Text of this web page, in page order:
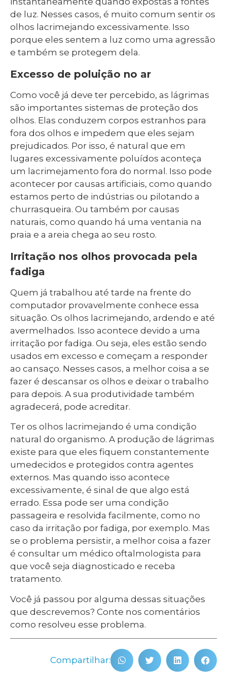
de luz. Nesses casos, é muito comum sentir os
olhos lacrimejando excessivamente. Isso
porque eles sentem a luz como uma agressão
e também se protegem dela.
Excesso de poluição no ar
Como você já deve ter percebido, as lágrimas
são importantes sistemas de proteção dos
olhos. Elas conduzem corpos estranhos para
fora dos olhos e impedem que eles sejam
prejudicados. Por isso, é natural que em
lugares excessivamente poluídos aconteça
um lacrimejamento fora do normal. Isso pode
acontecer por causas artificiais, como quando
estamos perto de indústrias ou pilotando a
churrasqueira. Ou também por causas
naturais, como quando há uma ventania na
praia e a areia chega ao seu rosto.
Irritação nos olhos provocada pela
fadiga
Quem já trabalhou até tarde na frente do
computador provavelmente conhece essa
situação. Os olhos lacrimejando, ardendo e até
avermelhados. Isso acontece devido a uma
irritação por fadiga. Ou seja, eles estão sendo
usados em excesso e começam a responder
ao cansaço. Nesses casos, a melhor coisa a se
fazer é descansar os olhos e deixar o trabalho
para depois. A sua produtividade também
agradecerá, pode acreditar.
Ter os olhos lacrimejando é uma condição
natural do organismo. A produção de lágrimas
existe para que eles fiquem constantemente
umedecidos e protegidos contra agentes
externos. Mas quando isso acontece
excessivamente, é sinal de que algo está
errado. Essa pode ser uma condição
passageira e resolvida facilmente, como no
caso da irritação por fadiga, por exemplo. Mas
se o problema persistir, a melhor coisa a fazer
é consultar um médico oftalmologista para
que você seja diagnosticado e receba
tratamento.
Você já passou por alguma dessas situações
que descrevemos? Conte nos comentários
como resolveu esse problema.
Compartilhar: